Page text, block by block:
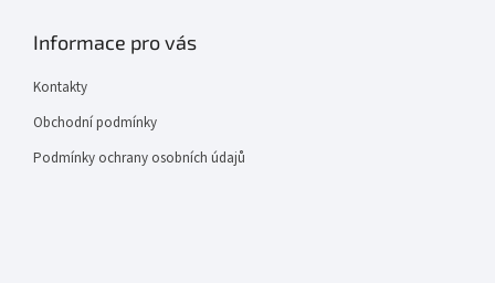
Informace pro vás
Kontakty
Obchodní podmínky
Podmínky ochrany osobních údajů